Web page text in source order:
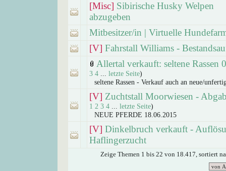
[Misc] Sibirische Husky Welpen
abzugeben
Mitbesitzer/in | Virtuelle
[V] Fahrstall Williams -
Allertal verkauft: seltene Rassen
3 4 letzte Seite)
seltene Rassen - Verkauf auch an neue/
[V] Zuchtstall Moorwiesen -
1 2 3 4 letzte Seite)
NEUE PFERDE 18.06.2015
[V] Dinkelbruch verkauft -
Haflingerzucht
Zeige Themen 1 bis 22 von 18.417, sortiert